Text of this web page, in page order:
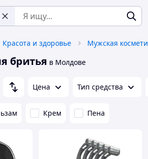
Красота и здоровье
бритья в Молдове
Цена Тип средства
Крем Пена